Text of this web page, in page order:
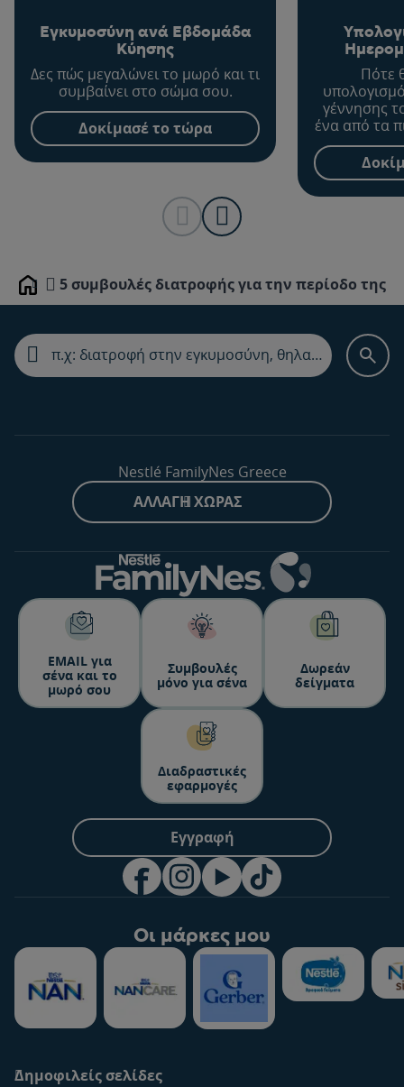
Εγκυμοσύνη ανά Εβδομάδα
Κύησης
Δες πώς μεγαλώνει το μωρό και τι
συμβαίνει στο σώμα σου.
Δοκίμασέ το τώρα
Πότε
γέννησης
ένα από τα
Home 5 συμβουλές διατροφής για την περίοδο της
Nestlé FamilyNes Greece
ΑΛΛΑΓΉ ΧΏΡΑΣ
ΕΜΑΙL για
σένα και το
μωρό σου
Συμβουλές
μόνο για σένα
Δωρεάν
δείγματα
Διαδραστικές
εφαρμογές
Εγγραφή
Οι μάρκες μου
Δημοφιλείς σελίδες